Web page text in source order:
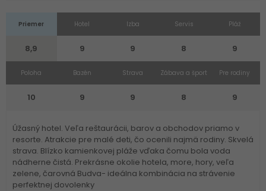
Priemer
8,9
Hotel
9
Izba
9
Servis
8
Pláž
9
Poloha
10
Bazén
9
Strava
9
Zábava a šport
8
Pre rodiny
9
Úžasný hotel. Veľa reštaurácii, barov a obchodov priamo v
resorte. Atrakcie pre malé deti, čo ocenili najmä rodiny. Skvelá
strava. Blízko kamienkovej pláže vďaka čomu bola voda
nádherne čistá. Prekrásne okolie hotela, more, hory, veľa
zelene, čarovná Budva- ideálna kombinácia na strávenie
perfektnej dovolenky